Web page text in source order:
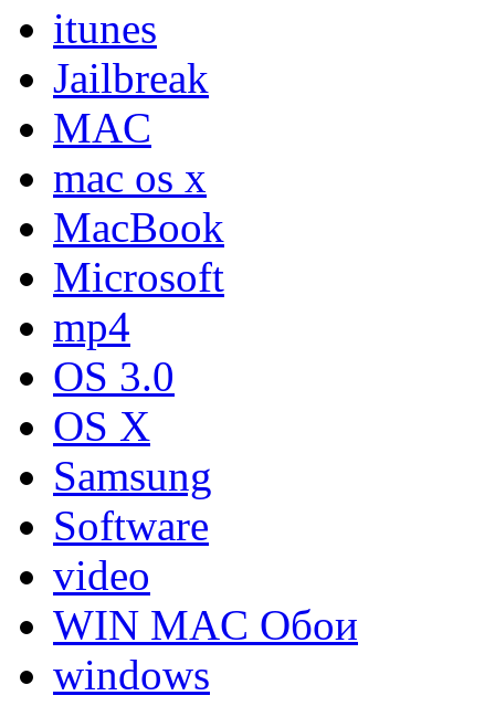
itunes
Jailbreak
MAC
mac os x
MacBook
Microsoft
mp4
OS 3.0
OS X
Samsung
Software
video
WIN MAC Обои
windows